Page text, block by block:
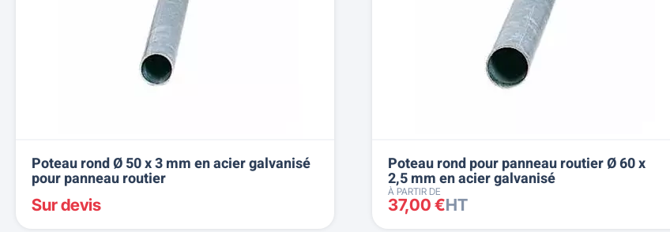
Poteau rond Ø 50 x 3 mm en acier galvanisé
pour panneau routier
Sur devis
Poteau rond pour panneau routier Ø 60 x
2,5 mm en acier galvanisé
À PARTIR DE
37,00 €HT